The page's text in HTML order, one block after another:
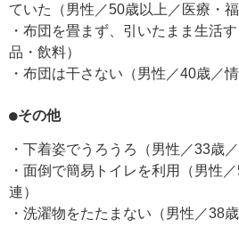
ていた（男性／50歳以上／医療・福
・布団を畳まず、引いたまま生活
品・飲料）
・布団は干さない（男性／40歳／情
●その他
・下着姿でうろうろ（男性／33歳
・面倒で簡易トイレを利用（男性
連）
・洗濯物をたたまない（男性／38